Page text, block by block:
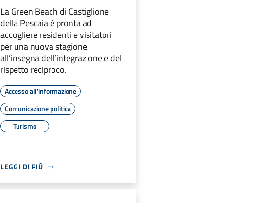
La Green Beach di Castiglione
della Pescaia è pronta ad
accogliere residenti e visitatori
per una nuova stagione
all’insegna dell’integrazione e del
rispetto reciproco.
Accesso all'informazione
Comunicazione politica
Turismo
LEGGI DI PIÙ